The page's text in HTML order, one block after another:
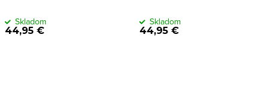
44,95 €
Skladom
44,95 €
Skladom